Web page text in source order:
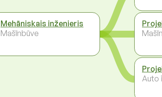
Mehāniskais inženieris
Mašīnbūve
Auto